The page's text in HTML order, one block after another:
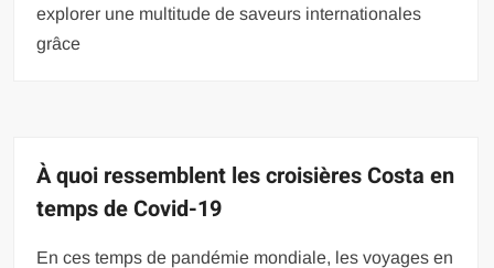
explorer une multitude de saveurs internationales
grâce
À quoi ressemblent les croisières Costa en
temps de Covid-19
En ces temps de pandémie mondiale, les voyages en